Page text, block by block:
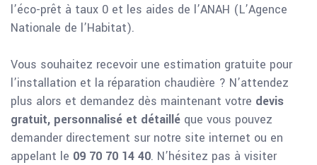
l’éco-prêt à taux 0 et les aides de l’ANAH (L’Agence
Nationale de l’Habitat).
Vous souhaitez recevoir une estimation gratuite pour
l’installation et la réparation chaudière ? N’attendez
plus alors et demandez dès maintenant votre devis
gratuit, personnalisé et détaillé que vous pouvez
demander directement sur notre site internet ou en
appelant le 09 70 70 14 40. N’hésitez pas à visiter